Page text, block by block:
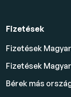
Fizetések
Fizetések
Fizetések
Bérek más